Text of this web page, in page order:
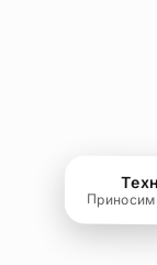
Приносим